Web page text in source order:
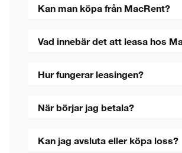
Kan man köpa från MacRent?
Vad innebär det att leasa hos
Hur fungerar leasingen?
När börjar jag betala?
Kan jag avsluta eller köpa loss?